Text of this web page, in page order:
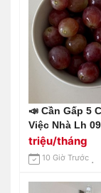
📣 Cần Gấp 5
Việc Nhà Lh
triệu/tháng
10 Giờ Trước